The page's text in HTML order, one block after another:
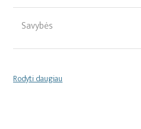
Savybės
Rodyti daugiau